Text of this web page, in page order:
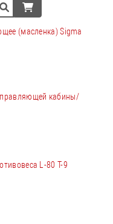
(масленка) Sigma
кабины/
L-80 T-9